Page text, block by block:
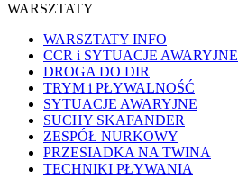
WARSZTATY
WARSZTATY INFO
CCR i SYTUACJE AWARYJNE
DROGA DO DIR
TRYM i PŁYWALNOŚĆ
SYTUACJE AWARYJNE
SUCHY SKAFANDER
ZESPÓŁ NURKOWY
PRZESIADKA NA TWINA
TECHNIKI PŁYWANIA